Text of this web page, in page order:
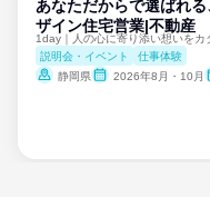
あなただからで選ばれ
ザイン住宅営業|不動産
説明会・イベント
仕事体験
静岡県
2026年8月・10月